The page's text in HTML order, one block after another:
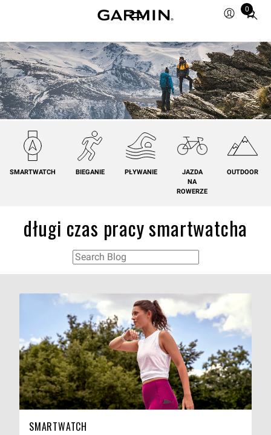
0
Total
in
cart:
0
SMARTWATCH BIEGANIE PŁYWANIE
JAZDA
NA
ROWERZE
OUTDOOR
długi czas pracy smartwatcha
SMARTWATCH